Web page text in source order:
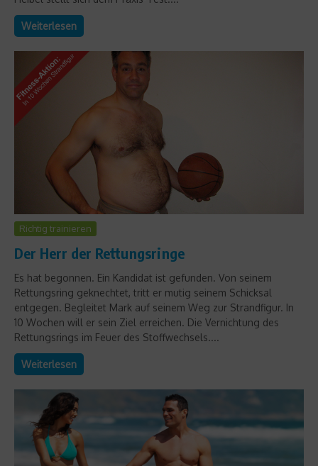
Weiterlesen
Richtig trainieren
Der Herr der Rettungsringe
Es hat begonnen. Ein Kandidat ist gefunden. Von seinem
Rettungsring geknechtet, tritt er mutig seinem Schicksal
entgegen. Begleitet Mark auf seinem Weg zur Strandfigur. In
10 Wochen will er sein Ziel erreichen. Die Vernichtung des
Rettungsrings im Feuer des Stoffwechsels....
Weiterlesen